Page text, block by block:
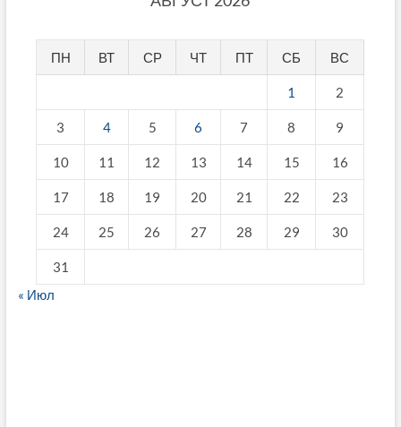
ПН ВТ СР ЧТ ПТ СБ ВС
1 2
3 4 5 6 7 8 9
10 11 12 13 14 15 16
17 18 19 20 21 22 23
24 25 26 27 28 29 30
31
« Июл